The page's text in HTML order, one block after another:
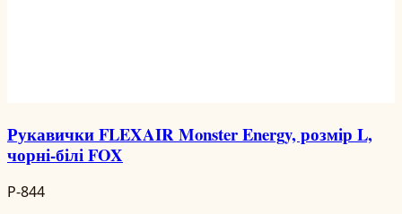
Рукавички FLEXAIR Monster Energy, розмір L,
чорні-білі FOX
P-844